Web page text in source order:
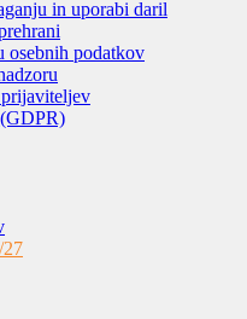
in uporabi daril
osebnih podatkov
27